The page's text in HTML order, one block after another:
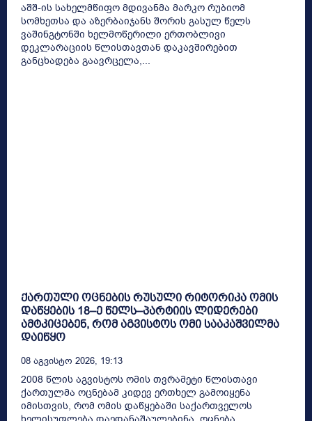
აშშ-ის სახელმწიფო მდივანმა მარკო რუბიომ
სომხეთსა და აზერბაიჯანს შორის გასულ წელს
ვაშინგტონში ხელმოწერილი ერთობლივი
დეკლარაციის წლისთავთან დაკავშირებით
განცხადება გაავრცელა,...
ქართული ოცნების რუსული რიტორიკა ომის
დაწყების 18–ე წელს–პარტიის ლიდერები
ამტკიცებენ, რომ აგვისტოს ომი სააკაშვილმა
დაიწყო
08 Აგვისტო 2026, 19:13
2008 წლის აგვისტოს ომის თვრამეტი წლისთავი
ქართულმა ოცნებამ კიდევ ერთხელ გამოიყენა
იმისთვის, რომ ომის დაწყებაში საქართველოს